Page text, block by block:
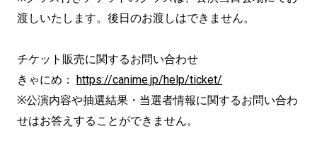
渡しいたします。後日のお渡しはできません。
チケット販売に関するお問い合わせ
きゃにめ：
https://canime.jp/help/ticket/
※公演内容や抽選結果・当選者情報に関するお問い合わ
せはお答えすることができません。